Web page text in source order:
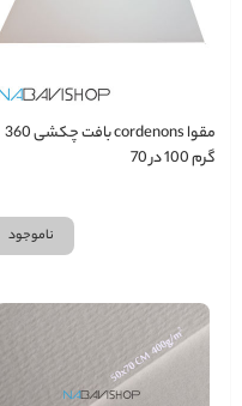
مقوا cordenons بافت چکشی 360
گرم 100 در 70
ناموجود